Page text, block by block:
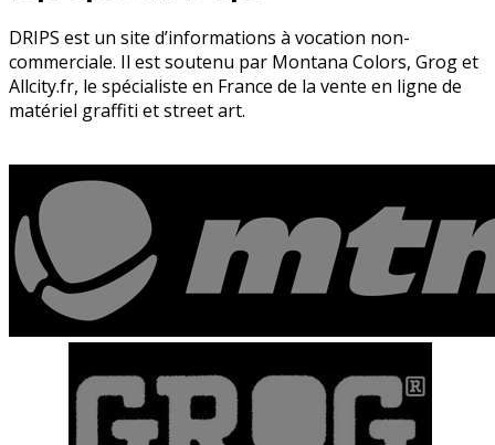
DRIPS est un site d’informations à vocation non-
commerciale. Il est soutenu par Montana Colors, Grog et
Allcity.fr, le spécialiste en France de la vente en ligne de
matériel graffiti et street art.